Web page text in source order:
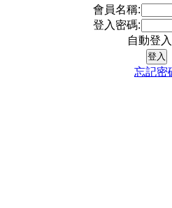
會員名稱:
登入密碼:
自動登
忘記密